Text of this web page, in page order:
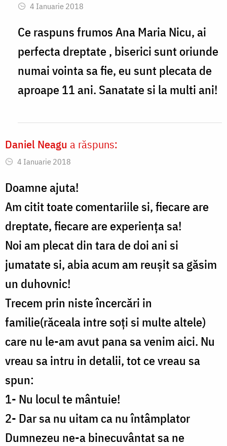
reply
to
Doamne
ajuta!
Liliana,
Maria
Nicu
4 Ianuarie 2018
Ce raspuns frumos Ana Maria Nicu, ai
perfecta dreptate , biserici sunt oriunde
numai vointa sa fie, eu sunt plecata de
aproape 11 ani. Sanatate si la multi ani!
Daniel Neagu a răspuns:
4 Ianuarie 2018
Doamne ajuta!
Am citit toate comentariile si, fiecare are
dreptate, fiecare are experiența sa!
Noi am plecat din tara de doi ani si
jumatate si, abia acum am reușit sa găsim
un duhovnic!
Trecem prin niste încercări in
familie(răceala intre soți si multe altele)
care nu le-am avut pana sa venim aici. Nu
vreau sa intru in detalii, tot ce vreau sa
spun:
1- Nu locul te mântuie!
2- Dar sa nu uitam ca nu întâmplator
Dumnezeu ne-a binecuvântat sa ne